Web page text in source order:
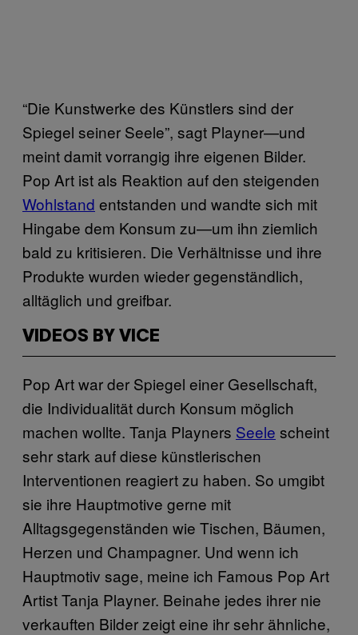
“Die Kunstwerke des Künstlers sind der
Spiegel seiner Seele”, sagt Playner—und
meint damit vorrangig ihre eigenen Bilder.
Pop Art ist als Reaktion auf den steigenden
Wohlstand entstanden und wandte sich mit
Hingabe dem Konsum zu—um ihn ziemlich
bald zu kritisieren. Die Verhältnisse und ihre
Produkte wurden wieder gegenständlich,
alltäglich und greifbar.
VIDEOS BY VICE
Pop Art war der Spiegel einer Gesellschaft,
die Individualität durch Konsum möglich
machen wollte. Tanja Playners Seele scheint
sehr stark auf diese künstlerischen
Interventionen reagiert zu haben. So umgibt
sie ihre Hauptmotive gerne mit
Alltagsgegenständen wie Tischen, Bäumen,
Herzen und Champagner. Und wenn ich
Hauptmotiv sage, meine ich Famous Pop Art
Artist Tanja Playner. Beinahe jedes ihrer nie
verkauften Bilder zeigt eine ihr sehr ähnliche,